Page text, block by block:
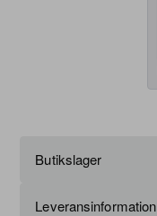
Butikslager
Leveransinformation